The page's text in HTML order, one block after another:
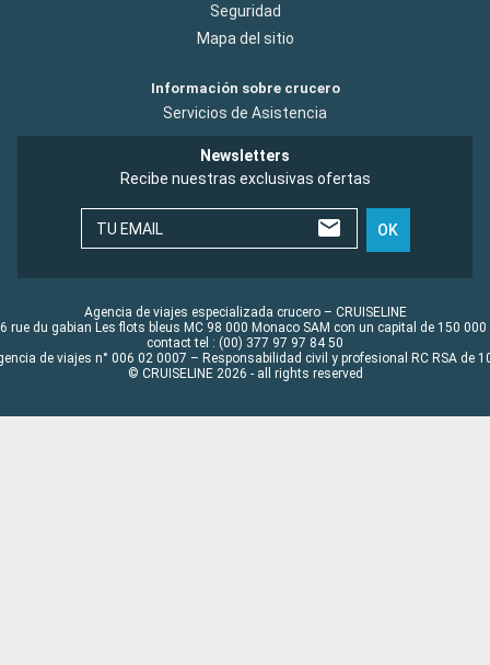
Seguridad
Mapa del sitio
Información sobre crucero
Servicios de Asistencia
Newsletters
Recibe nuestras exclusivas ofertas
TU EMAIL OK
Agencia de viajes especializada crucero – CRUISELINE
rue du gabian Les flots bleus MC 98 000 Monaco SAM con un capital de 150 000
contact tel : (00) 377 97 97 84 50
de viajes n° 006 02 0007 – Responsabilidad civil y profesional RC RSA de
© CRUISELINE 2026 - all rights reserved